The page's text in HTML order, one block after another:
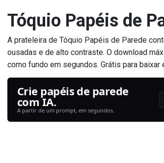
Tóquio Papéis de
A prateleira de Tóquio Papéis de Parede
ousadas e de alto contraste. O download
como fundo em segundos. Grátis para baixar
Crie papéis de parede
com IA.
A partir de um prompt, em segundos.